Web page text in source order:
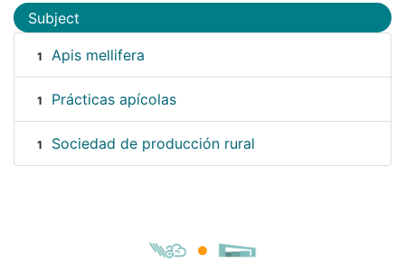
Subject
1 Apis mellifera
1 Prácticas apícolas
1 Sociedad de producción rural